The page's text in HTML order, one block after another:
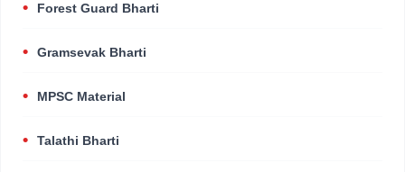
Forest Guard Bharti
Gramsevak Bharti
MPSC Material
Talathi Bharti